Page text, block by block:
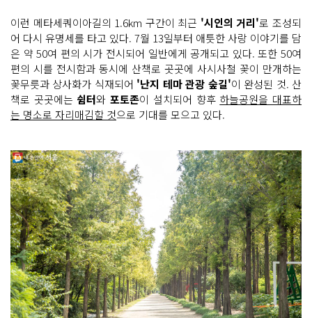
이런 메타세쿼이아길의 1.6km 구간이 최근 '시인의 거리'로 조성되
어 다시 유명세를 타고 있다. 7월 13일부터 애틋한 사랑 이야기를 담
은 약 50여 편의 시가 전시되어 일반에게 공개되고 있다. 또한 50여
편의 시를 전시함과 동시에 산책로 곳곳에 사시사철 꽃이 만개하는
꽃무릇과 상사화가 식재되어 '난지 테마 관광 숲길'이 완성된 것. 산
책로 곳곳에는 쉼터와포토존이 설치되어 향후 하늘공원을 대표하
는 명소로 자리매김할 것으로 기대를 모으고 있다.